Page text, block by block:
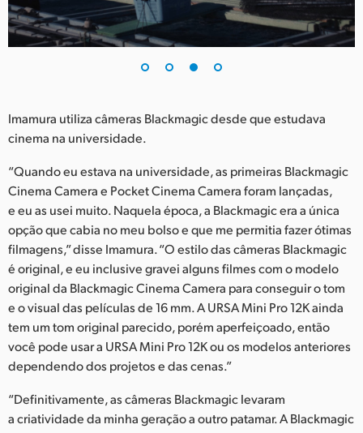
Imamura utiliza câmeras Blackmagic desde que estudava
cinema na universidade.
“Quando eu estava na universidade, as primeiras Blackmagic
Cinema Camera e Pocket Cinema Camera foram lançadas,
e eu as usei muito. Naquela época, a Blackmagic era a única
opção que cabia no meu bolso e que me permitia fazer ótimas
filmagens,” disse Imamura. “O estilo das câmeras Blackmagic
é original, e eu inclusive gravei alguns filmes com o modelo
original da Blackmagic Cinema Camera para conseguir o tom
e o visual das películas de 16 mm. A URSA Mini Pro 12K ainda
tem um tom original parecido, porém aperfeiçoado, então
você pode usar a URSA Mini Pro 12K ou os modelos anteriores
dependendo dos projetos e das cenas.”
“Definitivamente, as câmeras Blackmagic levaram
a criatividade da minha geração a outro patamar. A Blackmagic